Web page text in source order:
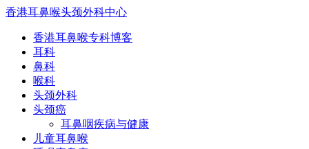
香港耳鼻喉头颈外科中心
香港耳鼻喉专科博客
耳科
鼻科
喉科
头颈外科
头颈癌
耳鼻咽疾病与健康
儿童耳鼻喉